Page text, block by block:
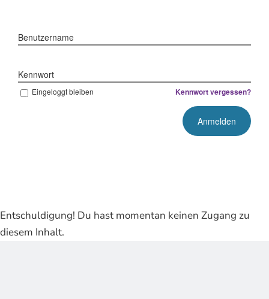
Benutzername
Kennwort
Eingeloggt bleiben Kennwort vergessen?
Entschuldigung! Du hast momentan keinen Zugang zu
diesem Inhalt.